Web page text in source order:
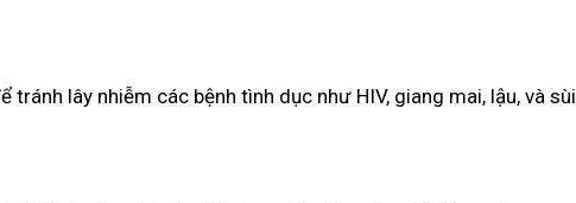
lây nhiễm các bệnh tình dục như HIV, giang mai, lậu, và sùi